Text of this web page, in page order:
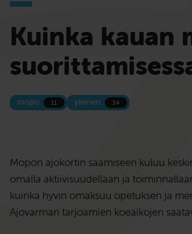
Kuinka kauan
mopo 11 yleinen 34
Mopon ajokortin saamiseen kuluu
omalla aktiivisuudellaan ja
kuinka hyvin omaksuu opetuksen ja
Ajovarman tarjoamien koeaikojen